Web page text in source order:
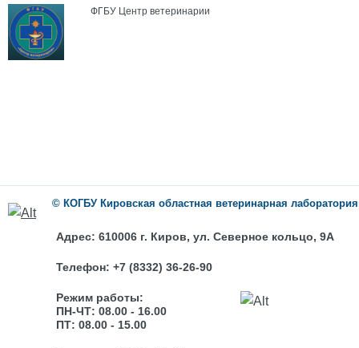
ФГБУ Центр ветеринарии
© КОГБУ Кировская областная ветеринарная лаборатория
Адрес: 610006 г. Киров, ул. Северное кольцо, 9А
Телефон: +7 (8332) 36-26-90
Режим работы:
ПН-ЧТ: 08.00 - 16.00
ПТ: 08.00 - 15.00